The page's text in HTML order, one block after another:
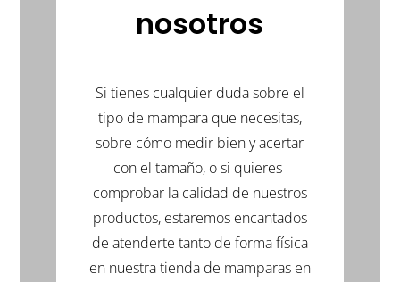
en
una
nosotros
Si tienes cualquier duda sobre el
tipo de mampara que necesitas,
sobre cómo medir bien y acertar
con el tamaño, o si quieres
comprobar la calidad de nuestros
productos, estaremos encantados
de atenderte tanto de forma física
en nuestra tienda de mamparas en